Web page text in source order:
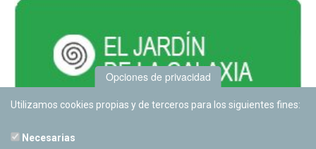
Opciones de privacidad
Utilizamos cookies propias y de terceros para los siguientes fines:
Necesarias